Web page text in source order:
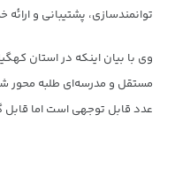
توانمندسازی، پشتیبانی و
عدد قابل توجهی ‌است اما